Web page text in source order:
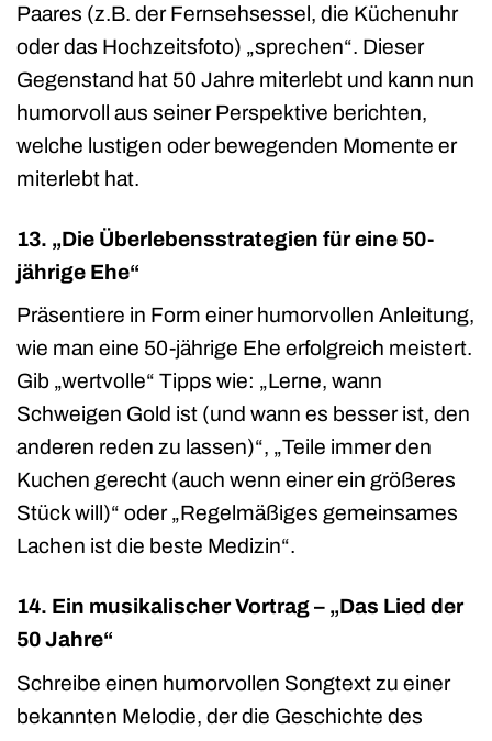
Paares (z.B. der Fernsehsessel, die Küchenuhr
oder das Hochzeitsfoto) „sprechen“. Dieser
Gegenstand hat 50 Jahre miterlebt und kann nun
humorvoll aus seiner Perspektive berichten,
welche lustigen oder bewegenden Momente er
miterlebt hat.
13. „Die Überlebensstrategien für eine 50-
jährige Ehe“
Präsentiere in Form einer humorvollen Anleitung,
wie man eine 50-jährige Ehe erfolgreich meistert.
Gib „wertvolle“ Tipps wie: „Lerne, wann
Schweigen Gold ist (und wann es besser ist, den
anderen reden zu lassen)“, „Teile immer den
Kuchen gerecht (auch wenn einer ein größeres
Stück will)“ oder „Regelmäßiges gemeinsames
Lachen ist die beste Medizin“.
14. Ein musikalischer Vortrag – „Das Lied der
50 Jahre“
Schreibe einen humorvollen Songtext zu einer
bekannten Melodie, der die Geschichte des